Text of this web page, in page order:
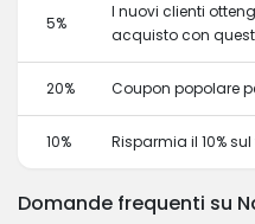
5%
I nuovi clienti
acquisto con
20% Coupon popolare
10% Risparmia il 10%
Domande frequenti su